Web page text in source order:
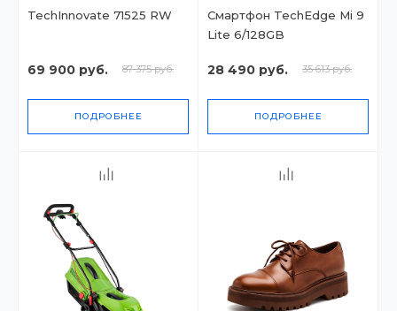
TechInnovate 71525 RW
69 900 руб. 87 375 руб.
ПОДРОБНЕЕ
Смартфон TechEdge Mi 9
Lite 6/128GB
28 490 руб. 35 613 руб.
ПОДРОБНЕЕ